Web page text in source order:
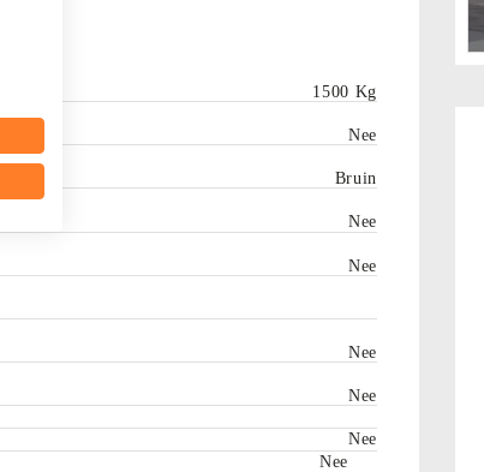
1500 Kg
Nee
Bruin
Nee
Nee
Nee
Nee
Nee
Nee